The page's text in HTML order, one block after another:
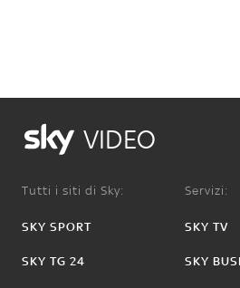
VIDEO
Tutti i siti di Sky:
SKY SPORT
SKY TG 24
Servizi:
SKY TV
SKY